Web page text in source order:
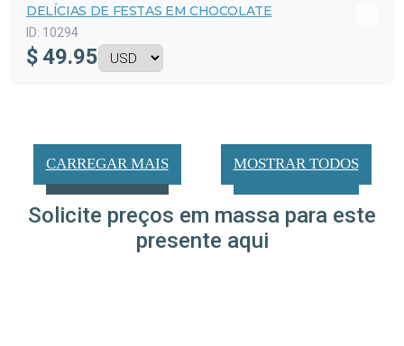
DELÍCIAS DE FESTAS EM CHOCOLATE
ID: 10294
$ 49.95
CARREGAR MAIS MOSTRAR TODOS
Solicite preços em massa para este
presente aqui